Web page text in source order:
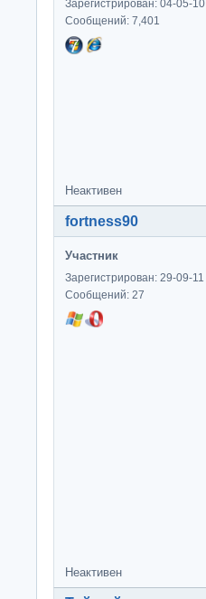
Зарегистрирован: 04-05-10
Сообщений: 7,401
Неактивен
fortness90
Участник
Зарегистрирован: 29-09-11
Сообщений: 27
Неактивен